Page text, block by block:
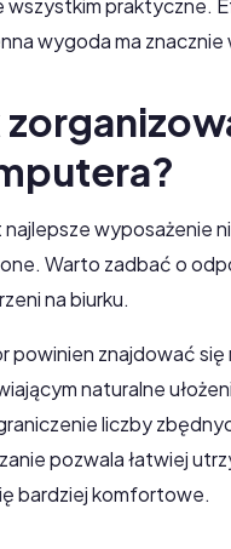
wszystkim praktyczne.
wygoda ma znacznie
wyposażenie
Warto zadbać o
na biurku.
powinien znajdować się
naturalne
liczby
pozwala łatwiej
bardziej komfortowe.